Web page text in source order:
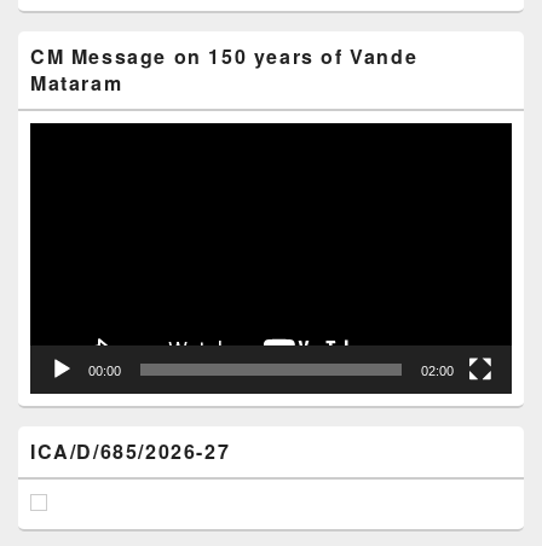
CM Message on 150 years of Vande
Mataram
00:00 02:00
ICA/D/685/2026-27